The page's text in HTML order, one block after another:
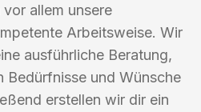
allem unsere
Arbeitsweise. Wir
ausführliche Beratung,
Bedürfnisse und Wünsche
erstellen wir dir ein